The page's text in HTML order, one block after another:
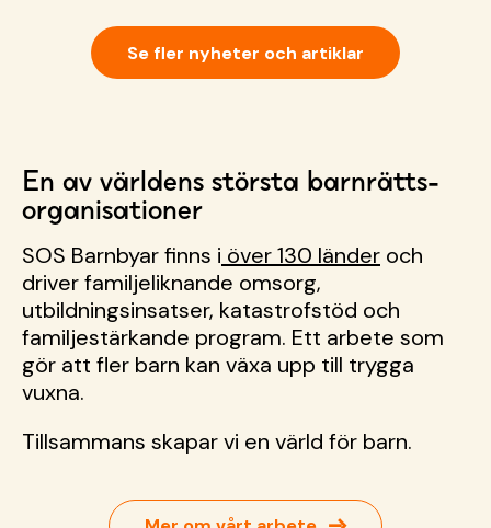
via din mobil – autogiromedgivandet har SOS
Barnbyars logotyp Du kan känna dig trygg som
nybliven fadder &hellip; <a href="https://sos-
Se fler nyheter och artiklar
En av världens största barnrätts­
organisationer
SOS Barnbyar finns i över 130 länder och
driver familjeliknande omsorg,
utbildningsinsatser, katastrofstöd och
familjestärkande program. Ett arbete som
gör att fler barn kan växa upp till trygga
vuxna.
Tillsammans skapar vi en värld för barn.